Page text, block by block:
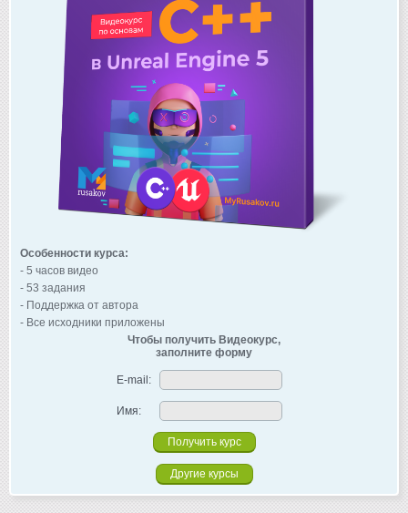
Особенности курса:
- 5 часов видео
- 53 задания
- Поддержка от автора
- Все исходники приложены
Чтобы получить Видеокурс,
заполните форму
E-mail:
Имя:
Другие курсы